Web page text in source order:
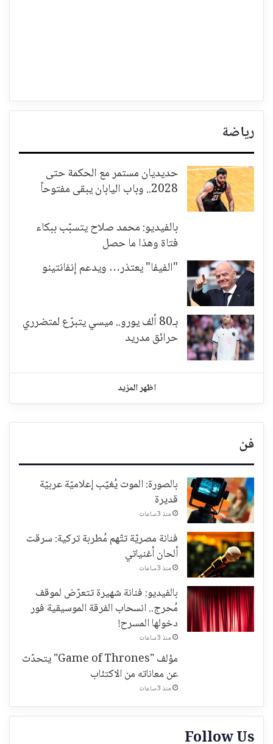
رياضة
حديديان مستمر مع الحكمة حتى
2028.. وباب اليابان يبقى مفتوحاً
بالفيديو: محمد صلاح يتسبّب ببكاء
فتاة وهذا ما حصل
"الفيفا" يعتذر… ويدعم إنفانتينو
بـ80 ألف يورو.. ميسي يتبرّع لمتضرري
حرائق مدريد
اظهر المزيد
فن
بالصورة: الموت يُغيّب إعلاميّة عربيّة
قديرة
منذ 3 ساعات
فنانة مصريّة تتّهم مُطربة تركية: سرقت
ألحان أغنياتي
منذ 3 ساعات
بالفيديو: فنانة شهيرة تتعرّض لموقف
مُحرج.. انسحاب الفرقة الموسيقية فور
دخولها المسرح!
منذ 3 ساعات
مؤلف "Game of Thrones" يتحدّث
عن معاناته من الاكتئاب
منذ 3 ساعات
Follow Us